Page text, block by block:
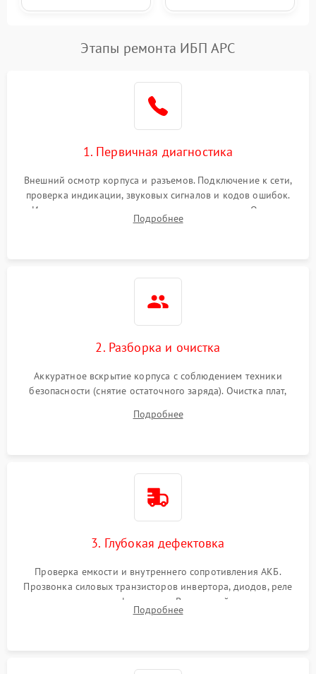
Этапы ремонта ИБП APC
1. Первичная диагностика
Внешний осмотр корпуса и разъемов. Подключение к сети,
проверка индикации, звуковых сигналов и кодов ошибок.
Измерение входного и выходного напряжения. Оценка
реакции ИБП на отключение основного питания без
Подробнее
2. Разборка и очистка
Аккуратное вскрытие корпуса с соблюдением техники
безопасности (снятие остаточного заряда). Очистка плат,
и кистей для предотвращения перегрева и замыканий.
Подробнее
3. Глубокая дефектовка
Проверка емкости и внутреннего сопротивления АКБ.
Прозвонка силовых транзисторов инвертора, диодов, реле
переключения и трансформатора. Визуальный поиск вздутых
конденсаторов и прогаров на печатной плате.
Подробнее